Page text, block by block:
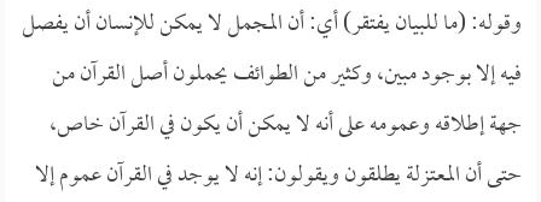
وقوله: (ما للبيان يفتقر) أي: أن المجمل لا يمكن للإنسان أن يفصل
فيه إلا بوجود مبين، وكثير من الطوائف يحملون أصل القرآن من
جهة إطلاقه وعمومه على أنه لا يمكن أن يكون في القرآن خاص،
حتى أن المعتزلة يطلقون ويقولون: إنه لا يوجد في القرآن عموم إلا